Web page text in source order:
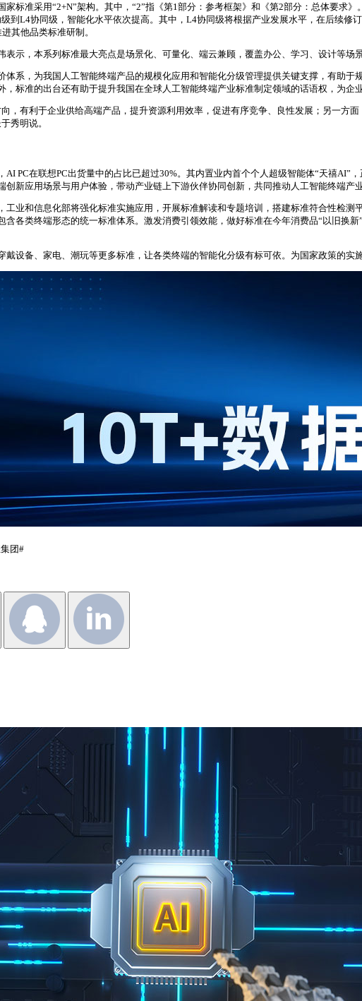
标准采用“2+N”架构。其中，“2”指《第1部分：参考框架》和《第2部分：总体要求
到L4协同级，智能化水平依次提高。其中，L4协同级将根据产业发展水平，在后续修
其他品类标准研制。
示，本系列标准最大亮点是场景化、可量化、端云兼顾，覆盖办公、学习、设计等
体系，为我国人工智能终端产品的规模化应用和智能化分级管理提供关键支撑，有助
标准的出台还有助于提升我国在全球人工智能终端产业标准制定领域的话语权，为企
，有利于企业供给高端产品，提升资源利用效率，促进有序竞争、良性发展；另一方
秀明说。
PC在联想PC出货量中的占比已超过30%。其内置业内首个个人超级智能体“天禧
新应用场景与用户体验，带动产业链上下游伙伴协同创新，共同推动人工智能终端产
工业和信息化部将强化标准实施应用，开展标准解读和专题培训，搭建标准符合性检
含各类终端形态的统一标准体系。激发消费引领效能，做好标准在今年消费品“以旧换
设备、家电、潮玩等更多标准，让各类终端的智能化分级有标可依。为国家政策的
团#